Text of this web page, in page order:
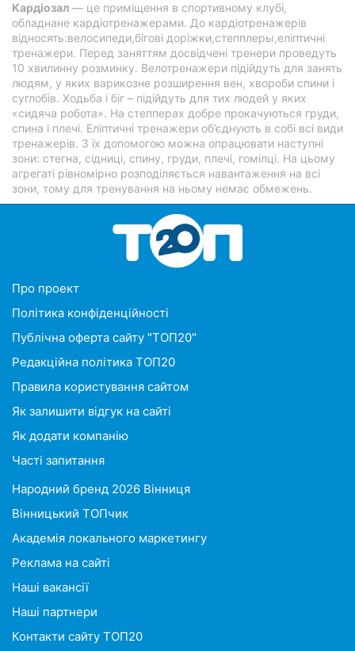
Кардіозал — це приміщення в спортивному клубі,
обладнане кардіотренажерами. До кардіотренажерів
відносять:велосипеди,бігові доріжки,степплеры,еліптичні
тренажери. Перед заняттям досвідчені тренери проведуть
10 хвилинну розминку. Велотренажери підійдуть для занять
людям, у яких варикозне розширення вен, хвороби спини і
суглобів. Ходьба і біг – підійдуть для тих людей у яких
«сидяча робота». На степперах добре прокачуються груди,
спина і плечі. Еліптичні тренажери об’єднують в собі всі види
тренажерів. З їх допомогою можна опрацювати наступні
зони: стегна, сідниці, спину, груди, плечі, гомілці. На цьому
агрегаті рівномірно розподіляється навантаження на всі
зони, тому для тренування на ньому немає обмежень.
Про проект
Політика конфіденційності
Публічна оферта сайту "ТОП20"
Редакційна політика ТОП20
Правила користування сайтом
Як залишити відгук на сайті
Як додати компанію
Часті запитання
Народний бренд 2026 Вінниця
Вінницький ТОПчик
Академія локального маркетингу
Реклама на сайті
Наші вакансії
Наші партнери
Контакти сайту ТОП20